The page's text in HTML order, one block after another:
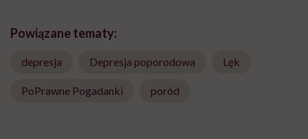
Powiązane tematy:
depresja Depresja poporodowa Lęk
PoPrawne Pogadanki poród